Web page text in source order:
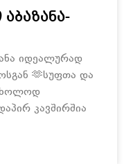
იდეალურად
🫶სუფთა და
კავშირშია